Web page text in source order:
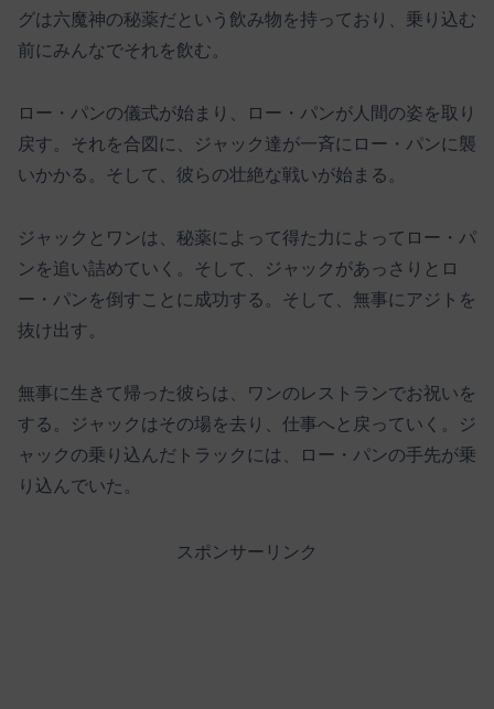
グは六魔神の秘薬だという飲み物を持っており、乗り込む
前にみんなでそれを飲む。
ロー・パンの儀式が始まり、ロー・パンが人間の姿を取り
戻す。それを合図に、ジャック達が一斉にロー・パンに襲
いかかる。そして、彼らの壮絶な戦いが始まる。
ジャックとワンは、秘薬によって得た力によってロー・パ
ンを追い詰めていく。そして、ジャックがあっさりとロ
ー・パンを倒すことに成功する。そして、無事にアジトを
抜け出す。
無事に生きて帰った彼らは、ワンのレストランでお祝いを
する。ジャックはその場を去り、仕事へと戻っていく。ジ
ャックの乗り込んだトラックには、ロー・パンの手先が乗
り込んでいた。
スポンサーリンク